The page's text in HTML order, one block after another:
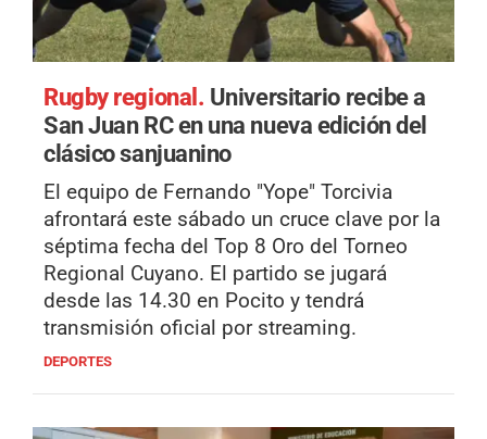
Rugby regional. Universitario recibe a
San Juan RC en una nueva edición del
clásico sanjuanino
El equipo de Fernando "Yope" Torcivia
afrontará este sábado un cruce clave por la
séptima fecha del Top 8 Oro del Torneo
Regional Cuyano. El partido se jugará
desde las 14.30 en Pocito y tendrá
transmisión oficial por streaming.
DEPORTES